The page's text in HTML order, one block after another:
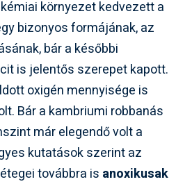
környezet kedvezett a
bizonyos formájának, az
bár a későbbi
is jelentős szerepet kapott.
oxigén mennyisége is
Bár a kambriumi robbanás
már elegendő volt a
kutatások szerint az
továbbra is anoxikusak